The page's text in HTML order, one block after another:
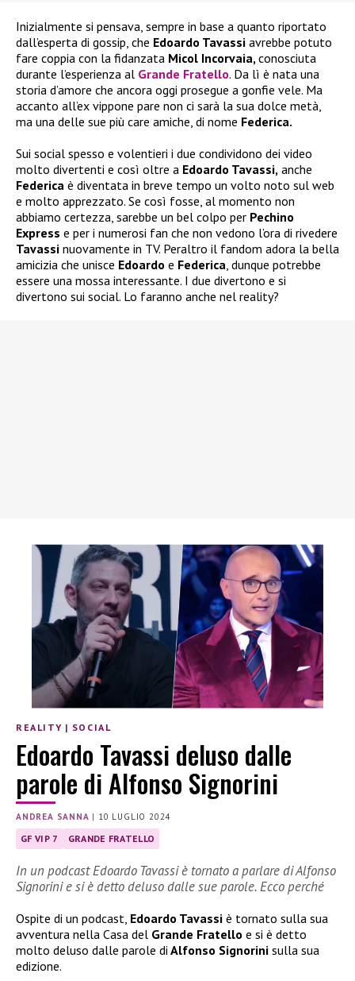
Inizialmente si pensava, sempre in base a quanto riportato
dall’esperta di gossip, che Edoardo Tavassi avrebbe potuto
fare coppia con la fidanzata Micol Incorvaia, conosciuta
durante l’esperienza al Grande Fratello. Da lì è nata una
storia d’amore che ancora oggi prosegue a gonfie vele. Ma
accanto all’ex vippone pare non ci sarà la sua dolce metà,
ma una delle sue più care amiche, di nome Federica.
Sui social spesso e volentieri i due condividono dei video
molto divertenti e così oltre a Edoardo Tavassi, anche
Federica è diventata in breve tempo un volto noto sul web
e molto apprezzato. Se così fosse, al momento non
abbiamo certezza, sarebbe un bel colpo per Pechino
Express e per i numerosi fan che non vedono l’ora di rivedere
Tavassi nuovamente in TV. Peraltro il fandom adora la bella
amicizia che unisce Edoardo e Federica , dunque potrebbe
essere una mossa interessante. I due divertono e si
divertono sui social. Lo faranno anche nel reality?
REALITY | SOCIAL
Edoardo Tavassi deluso dalle
parole di Alfonso Signorini
ANDREA SANNA | 10 LUGLIO 2024
GF VIP 7 GRANDE FRATELLO
In un podcast Edoardo Tavassi è tornato a parlare di Alfonso
Signorini e si è detto deluso dalle sue parole. Ecco perché
Ospite di un podcast, Edoardo Tavassi è tornato sulla sua
avventura nella Casa del Grande Fratello e si è detto
molto deluso dalle parole di Alfonso Signorini sulla sua
edizione.